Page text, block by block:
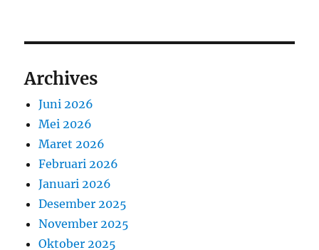
Archives
Juni 2026
Mei 2026
Maret 2026
Februari 2026
Januari 2026
Desember 2025
November 2025
Oktober 2025